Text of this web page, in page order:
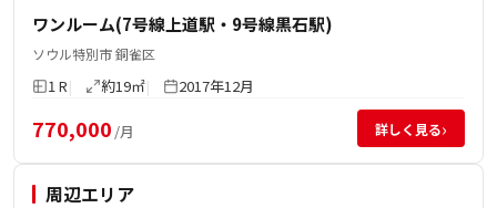
ワンルーム(7号線上道駅・9号線黒石駅)
ソウル特別市 銅雀区
1 R 約19㎡ 2017年12月
770,000 /月 詳しく見る›
周辺エリア